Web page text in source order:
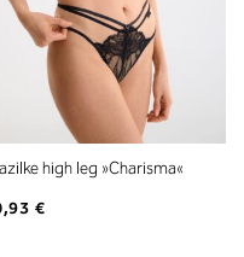
high leg »Charisma«
€